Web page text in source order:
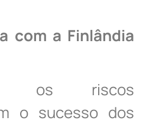
com a Finlândia
os riscos
o sucesso dos